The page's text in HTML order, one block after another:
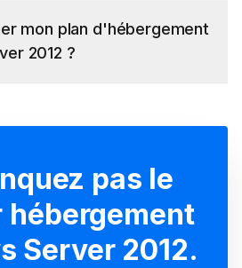
mon plan d'hébergement
2012 ?
pas le
hébergement
Server 2012.